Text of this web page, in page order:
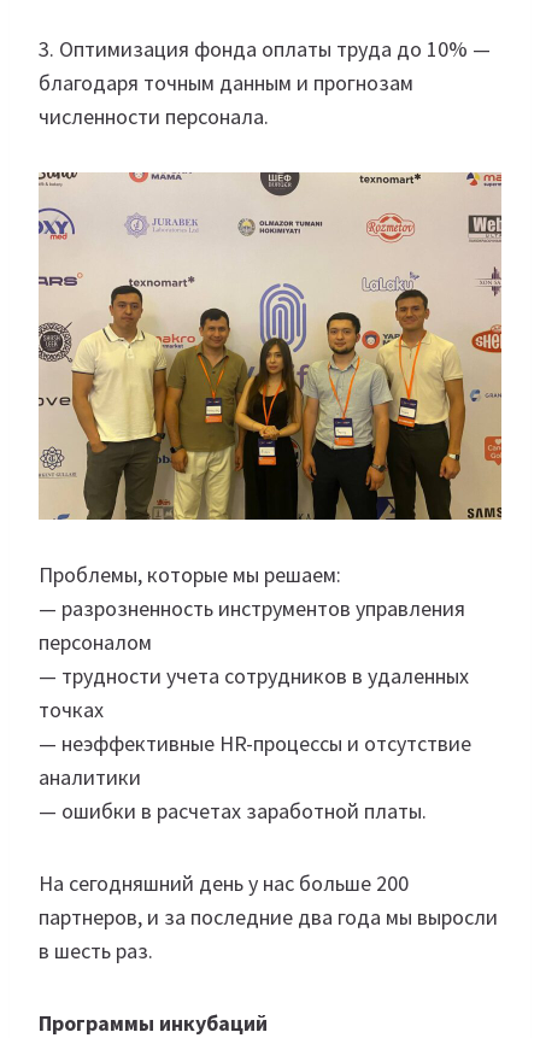
3. Оптимизация фонда оплаты труда до 10% —
благодаря точным данным и прогнозам
численности персонала.
Проблемы, которые мы решаем:
— разрозненность инструментов управления
персоналом
— трудности учета сотрудников в удаленных
точках
— неэффективные HR-процессы и отсутствие
аналитики
— ошибки в расчетах заработной платы.
На сегодняшний день у нас больше 200
партнеров, и за последние два года мы выросли
в шесть раз.
Программы инкубаций